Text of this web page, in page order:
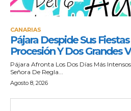
CANARIAS
Pájara Despide Sus
Procesión Y Dos Grandes
Pájara Afronta Los Dos Días Más
Señora De Regla...
Agosto 8, 2026